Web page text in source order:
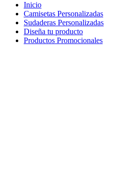
Inicio
Camisetas Personalizadas
Sudaderas Personalizadas
Diseña tu producto
Productos Promocionales